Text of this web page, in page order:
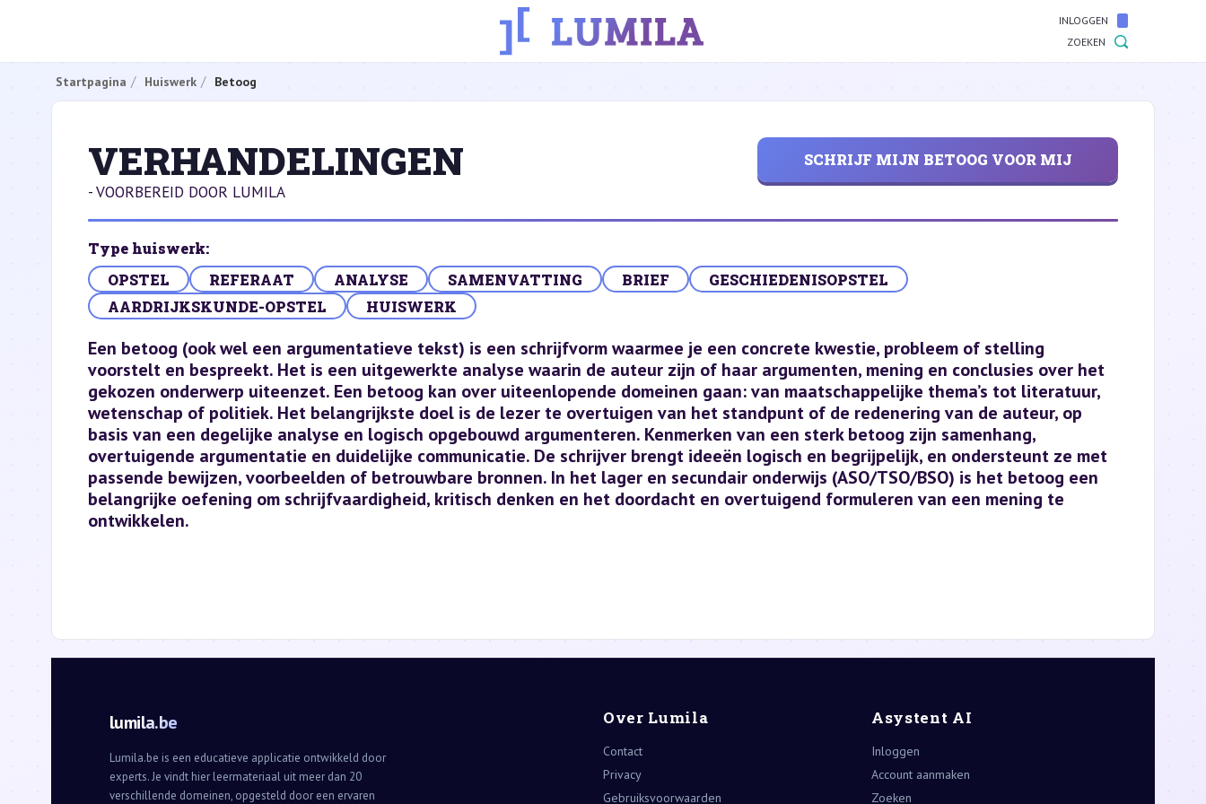
INLOGGEN
ZOEKEN
Startpagina Huiswerk Betoog
VERHANDELINGEN
- VOORBEREID DOOR LUMILA
SCHRIJF MIJN BETOOG VOOR MIJ
Type huiswerk:
OPSTEL
REFERAAT ANALYSE SAMENVATTING BRIEF
GESCHIEDENISOPSTEL
AARDRIJKSKUNDE-OPSTEL
HUISWERK
Een betoog (ook wel een argumentatieve tekst) is een schrijfvorm waarmee je een concrete kwestie, probleem of stelling
voorstelt en bespreekt. Het is een uitgewerkte analyse waarin de auteur zijn of haar argumenten, mening en conclusies over het
gekozen onderwerp uiteenzet. Een betoog kan over uiteenlopende domeinen gaan: van maatschappelijke thema’s tot literatuur,
wetenschap of politiek. Het belangrijkste doel is de lezer te overtuigen van het standpunt of de redenering van de auteur, op
basis van een degelijke analyse en logisch opgebouwd argumenteren. Kenmerken van een sterk betoog zijn samenhang,
overtuigende argumentatie en duidelijke communicatie. De schrijver brengt ideeën logisch en begrijpelijk, en ondersteunt ze met
passende bewijzen, voorbeelden of betrouwbare bronnen. In het lager en secundair onderwijs (ASO/TSO/BSO) is het betoog een
belangrijke oefening om schrijfvaardigheid, kritisch denken en het doordacht en overtuigend formuleren van een mening te
ontwikkelen.
lumila.be
Lumila.be is een educatieve applicatie ontwikkeld door
experts. Je vindt hier leermateriaal uit meer dan 20
verschillende domeinen, opgesteld door een ervaren
Over Lumila
Contact
Privacy
Gebruiksvoorwaarden
Asystent AI
Inloggen
Account aanmaken
Zoeken